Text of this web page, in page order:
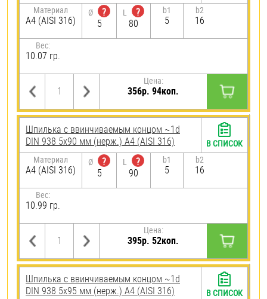
Материал
A4 (AISI 316)
Ø
?
5
L
?
80
b1
5
b2
16
Вес:
10.07 гр.
Цена:
356р. 94коп.
Шпилька c ввинчиваемым концом ~1d
DIN 938 5х90 мм (нерж.) A4 (AISI 316)
Материал
A4 (AISI 316)
Ø
?
5
L
?
90
b1
5
b2
16
Вес:
10.99 гр.
Цена:
395р. 52коп.
В СПИСОК
Шпилька c ввинчиваемым концом ~1d
DIN 938 5х95 мм (нерж.) A4 (AISI 316)
В СПИСОК